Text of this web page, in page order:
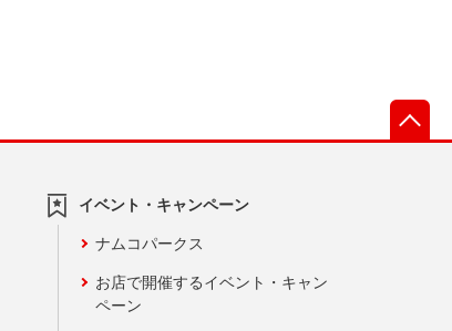
イベント・キャンペーン
ナムコパークス
お店で開催するイベント・キャン
ペーン